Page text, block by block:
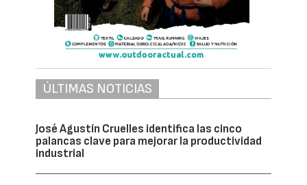
ÚLTIMAS NOTICIAS
José Agustín Cruelles identifica las cinco
palancas clave para mejorar la productividad
industrial